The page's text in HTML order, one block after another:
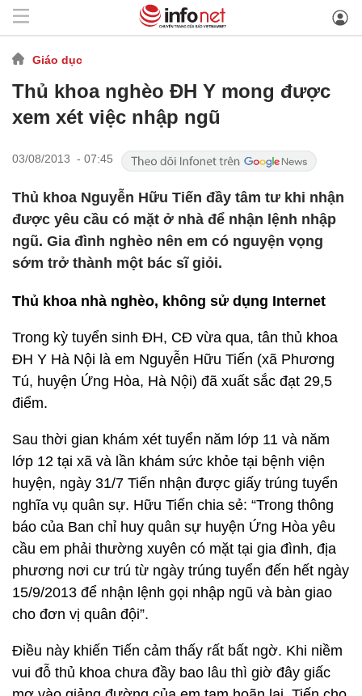
Giáo dục
Thủ khoa nghèo ĐH Y mong được
xem xét việc nhập ngũ
03/08/2013 - 07:45
Thủ khoa Nguyễn Hữu Tiến đầy tâm tư khi nhận
được yêu cầu có mặt ở nhà để nhận lệnh nhập
ngũ. Gia đình nghèo nên em có nguyện vọng
sớm trở thành một bác sĩ giỏi.
Thủ khoa nhà nghèo, không sử dụng Internet
Trong kỳ tuyển sinh ĐH, CĐ vừa qua, tân thủ khoa
ĐH Y Hà Nội là em Nguyễn Hữu Tiến (xã Phương
Tú, huyện Ứng Hòa, Hà Nội) đã xuất sắc đạt 29,5
điểm.
Sau thời gian khám xét tuyển năm lớp 11 và năm
lớp 12 tại xã và lần khám sức khỏe tại bệnh viện
huyện, ngày 31/7 Tiến nhận được giấy trúng tuyển
nghĩa vụ quân sự. Hữu Tiến chia sẻ: “Trong thông
báo của Ban chỉ huy quân sự huyện Ứng Hòa yêu
cầu em phải thường xuyên có mặt tại gia đình, địa
phương nơi cư trú từ ngày trúng tuyển đến hết ngày
15/9/2013 để nhận lệnh gọi nhập ngũ và bàn giao
cho đơn vị quân đội”.
Điều này khiến Tiến cảm thấy rất bất ngờ. Khi niềm
vui đỗ thủ khoa chưa đầy bao lâu thì giờ đây giấc